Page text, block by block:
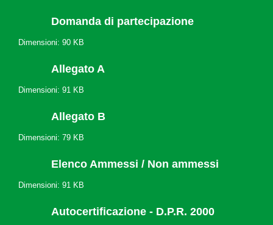
Domanda di partecipazione
Dimensioni: 90 KB
Allegato A
Dimensioni: 91 KB
Allegato B
Dimensioni: 79 KB
Elenco Ammessi / Non ammessi
Dimensioni: 91 KB
Autocertificazione - D.P.R. 2000